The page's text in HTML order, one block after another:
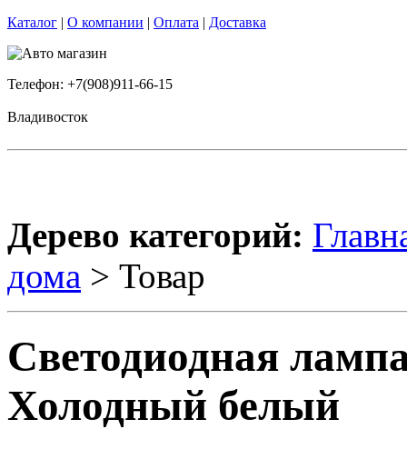
Каталог | О компании | Оплата | Доставка
Телефон: +7(908)911-66-15
Владивосток
Дерево категорий:
дома > Товар
Светодиодная
Холодный белый